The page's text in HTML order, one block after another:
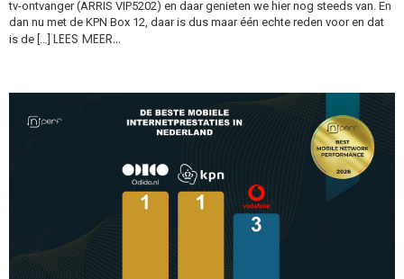
tv-ontvanger (ARRIS VIP5202) en daar genieten we hier nog steeds van. En
dan nu met de KPN Box 12, daar is dus maar één echte reden voor en dat
is de […] LEES MEER…